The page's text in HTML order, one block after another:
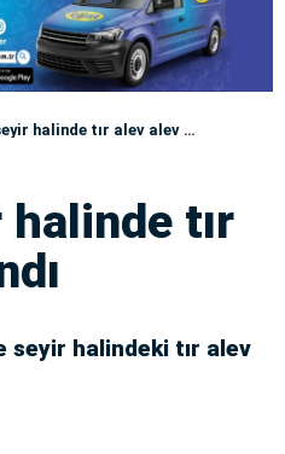
halinde tır alev alev yandı
tır
seyir halindeki tır alev